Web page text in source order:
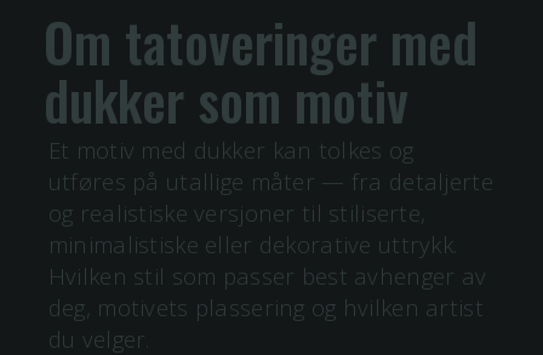
Om tatoveringer med
dukker som motiv
Et motiv med dukker kan tolkes og
utføres på utallige måter — fra detaljerte
og realistiske versjoner til stiliserte,
minimalistiske eller dekorative uttrykk.
Hvilken stil som passer best avhenger av
deg, motivets plassering og hvilken artist
du velger.